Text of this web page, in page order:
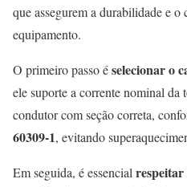
que assegurem a durabilidade e
equipamento.
O primeiro passo éselecionar o
ele suporte a corrente nominal
condutor com seção correta,
60309-1, evitando
Em seguida, é essencial